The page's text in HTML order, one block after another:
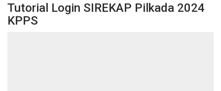
Tutorial Login SIREKAP Pilkada 2024
KPPS